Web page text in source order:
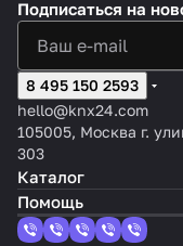
Подписаться на
8 495 150 2593
hello@knx24.com
105005, Москва г.
303
Каталог
Помощь